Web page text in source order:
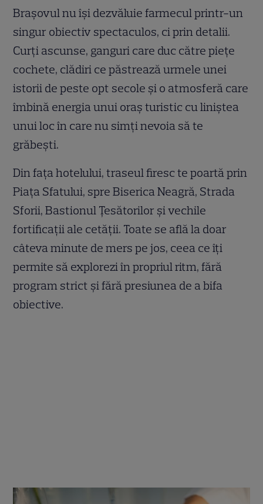
Brașovul nu își dezvăluie farmecul printr-un
singur obiectiv spectaculos, ci prin detalii.
Curți ascunse, ganguri care duc către piețe
cochete, clădiri ce păstrează urmele unei
istorii de peste opt secole și o atmosferă care
îmbină energia unui oraș turistic cu liniștea
unui loc în care nu simți nevoia să te
grăbești.
Din fața hotelului, traseul firesc te poartă prin
Piața Sfatului, spre Biserica Neagră, Strada
Sforii, Bastionul Țesătorilor și vechile
fortificații ale cetății. Toate se află la doar
câteva minute de mers pe jos, ceea ce îți
permite să explorezi în propriul ritm, fără
program strict și fără presiunea de a bifa
obiective.